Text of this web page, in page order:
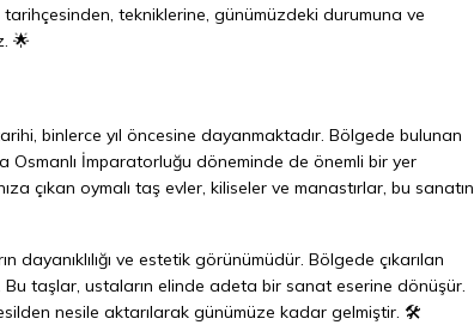
tekniklerine, günümüzdeki durumuna ve
🌟
binlerce yıl öncesine dayanmaktadır. Bölgede bulunan
Osmanlı İmparatorluğu döneminde de önemli bir yer
çıkan oymalı taş evler, kiliseler ve manastırlar, bu sanatın
ve estetik görünümüdür. Bölgede çıkarılan
taşlar, ustaların elinde adeta bir sanat eserine dönüşür.
nesile aktarılarak günümüze kadar gelmiştir. 🛠️